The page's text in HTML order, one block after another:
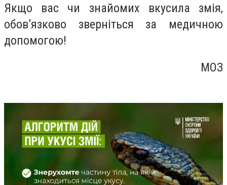
Якщо вас чи знайомих вкусила змія,
обов’язково зверніться за медичною
допомогою!
МОЗ